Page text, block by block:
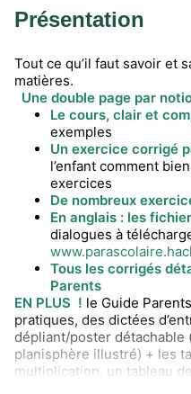
Présentation
Tout ce qu’il faut savoir et
matières.
Une double page par
Le cours, clair et
exemples
Un exercice corrigé
l’enfant comment
exercices
De nombreux
En anglais : les
dialogues à
Tous les corrigés
Parents
EN PLUS ! le Guide
pratiques, des dictées
dépliant/poster détachable
planisphère illustré) + les
multiplication, un tableau